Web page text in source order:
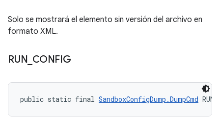
Solo se mostrará el elemento sin versión del archivo en
formato XML.
RUN CONFIG
public static final SandboxConfigDump.DumpCmd